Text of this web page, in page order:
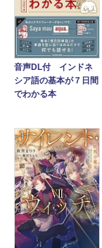
音声DL付 インドネ
シア語の基本が７日間
でわかる本